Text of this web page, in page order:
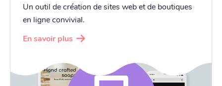
Un outil de création de sites web et de boutiques
en ligne convivial.
En savoir plus